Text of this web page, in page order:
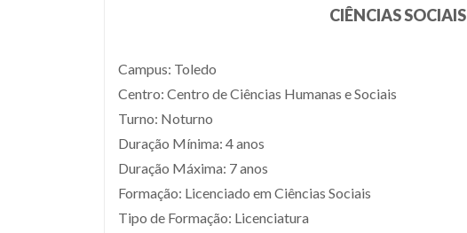
CIÊNCIAS SOCIAIS
Campus: Toledo
Centro: Centro de Ciências Humanas e Sociais
Turno: Noturno
Duração Mínima: 4 anos
Duração Máxima: 7 anos
Formação: Licenciado em Ciências Sociais
Tipo de Formação: Licenciatura